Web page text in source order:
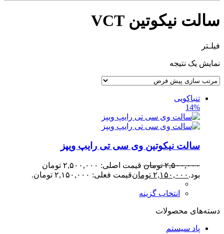
سالت نیکوتین VCT
فیلـتر
نمایش یک نتیجه
تنباکویی
14%
سالت نیکوتین وی سی تی رایپ ویپز
۲,۵۰۰,۰۰۰ تومان
قیمت اصلی: ۲,۵۰۰,۰۰۰ تومان
بود. ۲,۱۵۰,۰۰۰ تومانقیمت فعلی: ۲,۱۵۰,۰۰۰ تومان.
انتخاب گزینه
دسته‌های محصولات
پاد سیستم